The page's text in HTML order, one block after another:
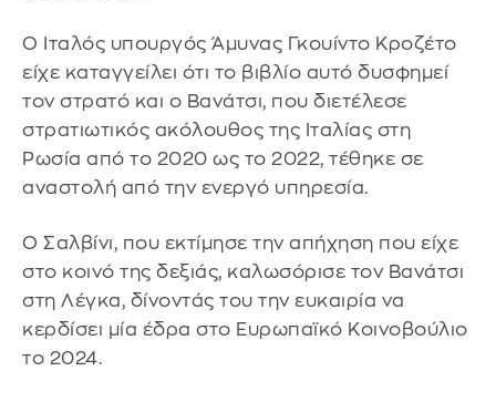
Ο Ιταλός υπουργός Άμυνας Γκουίντο Κροζέτο
είχε καταγγείλει ότι το βιβλίο αυτό δυσφημεί
τον στρατό και ο Βανάτσι, που διετέλεσε
στρατιωτικός ακόλουθος της Ιταλίας στη
Ρωσία από το 2020 ως το 2022, τέθηκε σε
αναστολή από την ενεργό υπηρεσία.
Ο Σαλβίνι, που εκτίμησε την απήχηση που είχε
στο κοινό της δεξιάς, καλωσόρισε τον Βανάτσι
στη Λέγκα, δίνοντάς του την ευκαιρία να
κερδίσει μία έδρα στο Ευρωπαϊκό Κοινοβούλιο
το 2024.